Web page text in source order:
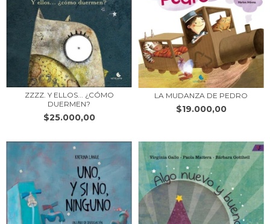
ZZZZ. Y ELLOS... ¿CÓMO
DUERMEN?
$25.000,00
LA MUDANZA DE PEDRO
$19.000,00